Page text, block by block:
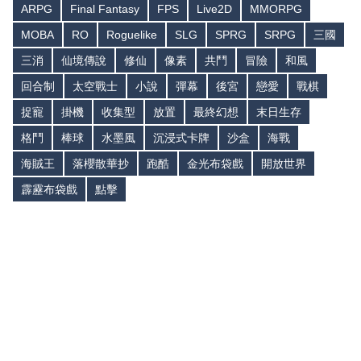
ARPG Final Fantasy FPS Live2D
MMORPG
MOBA
RO Roguelike SLG SPRG SRPG
三國
三消
仙境傳說 修仙 像素 共鬥 冒險
和風
回合制
太空戰士 小說 彈幕 後宮 戀愛
戰棋
捉寵
掛機 收集型 放置 最終幻想
末日生存
格鬥
棒球 水墨風 沉浸式卡牌 沙盒
海戰
海賊王
落櫻散華抄 跑酷 金光布袋戲
開放世界
霹靂布袋戲
點擊